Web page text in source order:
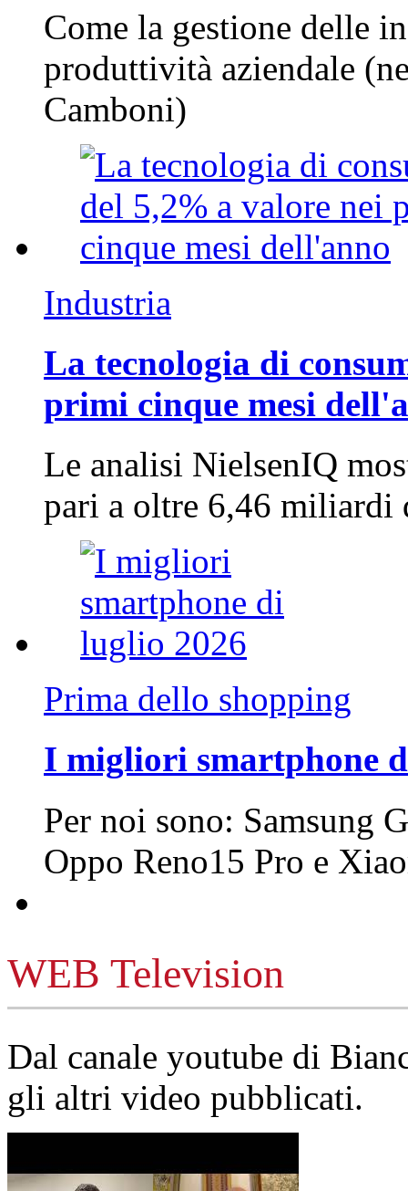
Come la gestione delle
produttività aziendale
Camboni)
Industria
La tecnologia di
primi cinque mesi
Le analisi NielsenIQ
pari a oltre 6,46
Prima dello shopping
I migliori smartphone
Per noi sono: Samsung
Oppo Reno15 Pro e
WEB Television
Dal canale youtube di
gli altri video pubblicati.